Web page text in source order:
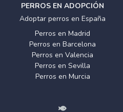
PERROS EN ADOPCIÓN
Adoptar perros en España
Perros en Madrid
Perros en Barcelona
Perros en Valencia
Perros en Sevilla
Perros en Murcia